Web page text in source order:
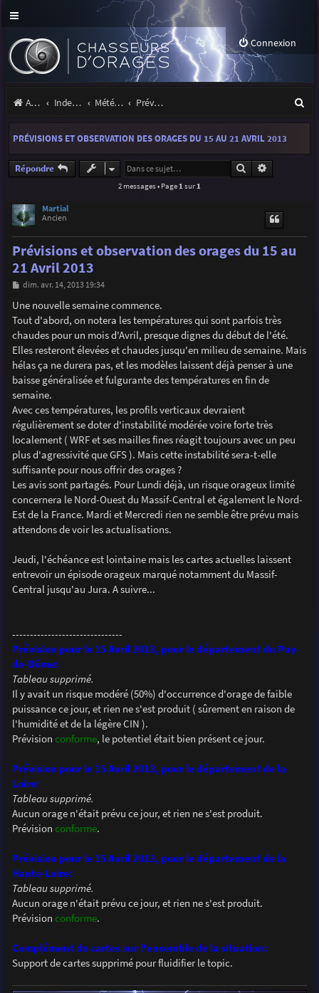
Connexion
Accueil Index du forum Météo et climatologie des orages Prévisions et suivis des orages
e
PRÉVISIONS ET OBSERVATION DES ORAGES DU 15 AU 21 AVRIL 2013
Répondre Rechercher
2 messages • Page 1 sur 1
Martial
Ancien
Prévisions et observation des orages du 15 au
21 Avril 2013
M
s
s
a
e
dim. avr. 14, 2013 19:34
Une nouvelle semaine commence.
Tout d'abord, on notera les températures qui sont parfois très
chaudes pour un mois d'Avril, presque dignes du début de l'été.
Elles resteront élevées et chaudes jusqu'en milieu de semaine. Mais
hélas ça ne durera pas, et les modèles laissent déjà penser à une
baisse généralisée et fulgurante des températures en fin de
semaine.
Avec ces températures, les profils verticaux devraient
régulièrement se doter d'instabilité modérée voire forte très
localement ( WRF et ses mailles fines réagit toujours avec un peu
plus d'agressivité que GFS ). Mais cette instabilité sera-t-elle
suffisante pour nous offrir des orages ?
Les avis sont partagés. Pour Lundi déjà, un risque orageux limité
concernera le Nord-Ouest du Massif-Central et également le Nord-
Est de la France. Mardi et Mercredi rien ne semble être prévu mais
attendons de voir les actualisations.
Jeudi, l'échéance est lointaine mais les cartes actuelles laissent
entrevoir un épisode orageux marqué notamment du Massif-
Central jusqu'au Jura. A suivre...
-------------------------------
Prévision pour le 15 Avril 2013, pour le département du Puy-
de-Dôme:
Tableau supprimé.
Il y avait un risque modéré (50%) d'occurrence d'orage de faible
puissance ce jour, et rien ne s'est produit ( sûrement en raison de
l'humidité et de la légère CIN ).
Prévision conforme, le potentiel était bien présent ce jour.
Prévision pour le 15 Avril 2013, pour le département de la
Loire:
Tableau supprimé.
Aucun orage n'était prévu ce jour, et rien ne s'est produit.
Prévision conforme.
Prévision pour le 15 Avril 2013, pour le département de la
Haute-Loire:
Tableau supprimé.
Aucun orage n'était prévu ce jour, et rien ne s'est produit.
Prévision conforme.
Complément de cartes sur l'ensemble de la situation:
Support de cartes supprimé pour fluidifier le topic.